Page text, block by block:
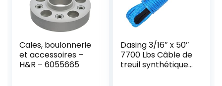
Cales, boulonnerie
et accessoires –
H&R – 6055665
Dasing 3/16″ x 50″
7700 Lbs Câble de
treuil synthétique